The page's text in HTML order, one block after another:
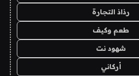
رذاذ التجارة
طعم وكيف
شهود نت
أركاني